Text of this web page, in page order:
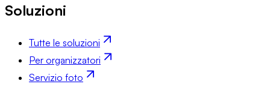
Soluzioni
Tutte le soluzioni
Per organizzatori
Servizio foto